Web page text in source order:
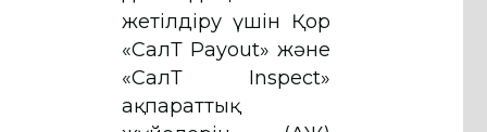
жетілдіру үшін Қор
«СалТ Payout» және
«СалТ Inspect»
ақпараттық